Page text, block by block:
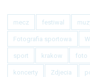
mecz festiwal
Fotografia sportowa
sport krakow foto
koncerty Zdjecia